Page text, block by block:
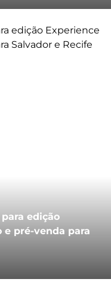
edição
e pré-venda para